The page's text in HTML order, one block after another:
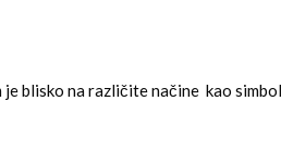
je blisko na različite načine kao